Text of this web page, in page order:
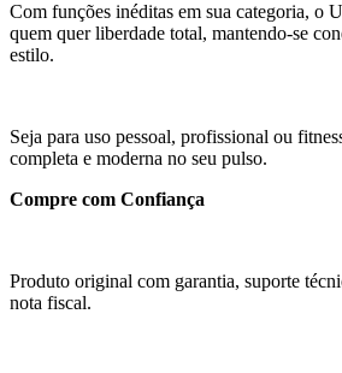
Com funções inéditas em sua categoria, o
quem quer liberdade total, mantendo-se
estilo.
Seja para uso pessoal, profissional ou
completa e moderna no seu pulso.
Compre com Confiança
Produto original com garantia, suporte
nota fiscal.